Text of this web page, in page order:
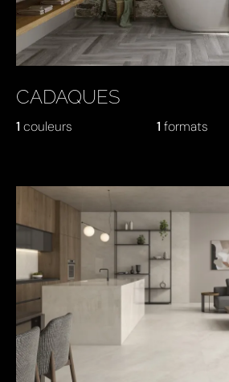
CADAQUES
1 couleurs 1 formats